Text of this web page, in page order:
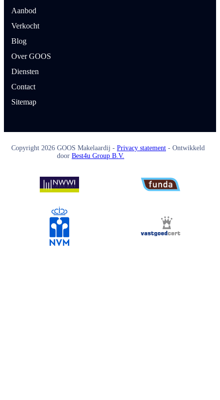
Aanbod
Verkocht
Blog
Over GOOS
Diensten
Contact
Sitemap
Copyright 2026 GOOS Makelaardij - Privacy statement - Ontwikkeld
door Best4u Group B.V.